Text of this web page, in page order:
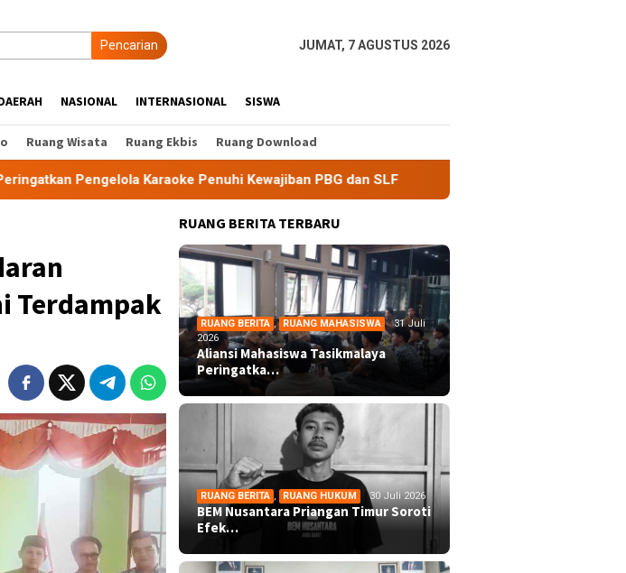
Pencarian JUMAT, 7 AGUSTUS 2026
NASIONAL INTERNASIONAL SISWA
Ruang Wisata Ruang Ekbis Ruang Download
Karaoke Penuhi Kewajiban PBG dan SLF BEM Nusantara Priangan Timur Soroti
Terdampak
RUANG BERITA TERBARU
RUANG BERITA , RUANG MAHASISWA
31 Juli
2026
Aliansi Mahasiswa Tasikmalaya
Peringatka…
RUANG BERITA , RUANG HUKUM 30 Juli 2026
BEM Nusantara Priangan Timur Soroti
Efek…